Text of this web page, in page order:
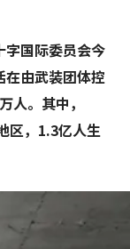
国际委员会今
在由武装团体控
人。其中，
区，1.3亿人生